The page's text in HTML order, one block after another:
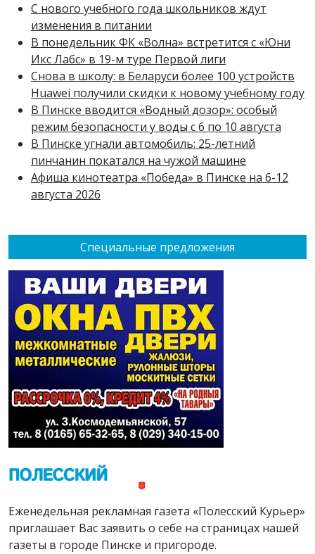
Специальные предложения
С нового учебного года школьников ждут
изменения в питании
В понедельник ФК «Волна» встретится с «Юни
Икс Лабс» в 19-м туре Первой лиги
Снова в школу: в Беларуси более 100 устройств
Huawei получили скидки к новому учебному году
В Пинске вводится «Водный дозор»: особый
режим безопасности у воды с 6 по 10 августа
В Пинске угнали автомобиль: 25-летний
пинчанин покатался на чужой машине
Афиша кинотеатра «Победа» в Пинске на 6-12
августа 2026
Еженедельная рекламная газета «Полесский Курьер»
приглашает Вас заявить о себе на страницах нашей
газеты в городе Пинске и пригороде.